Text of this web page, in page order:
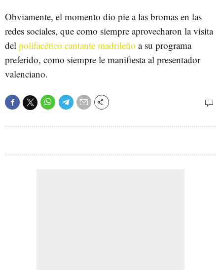
Obviamente, el momento dio pie a las bromas en las
redes sociales, que como siempre aprovecharon la visita
del polifacético cantante madrileño a su programa
preferido, como siempre le manifiesta al presentador
valenciano.